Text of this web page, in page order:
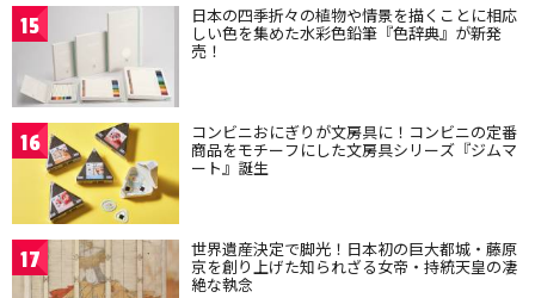
15 日本の四季折々の植物や情景を描くことに相応
しい色を集めた水彩色鉛筆『色辞典』が新発
売！
16 コンビニおにぎりが文房具に！コンビニの定番
商品をモチーフにした文房具シリーズ『ジムマ
ート』誕生
17 世界遺産決定で脚光！日本初の巨大都城・藤原
京を創り上げた知られざる女帝・持統天皇の凄
絶な執念